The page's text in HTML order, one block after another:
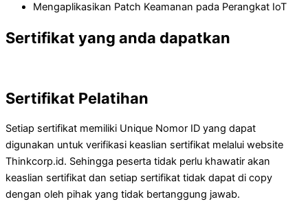
Mengaplikasikan Patch Keamanan pada Perangkat IoT
Sertifikat yang anda dapatkan
Sertifikat Pelatihan
Setiap sertifikat memiliki Unique Nomor ID yang dapat
digunakan untuk verifikasi keaslian sertifikat melalui website
Thinkcorp.id. Sehingga peserta tidak perlu khawatir akan
keaslian sertifikat dan setiap sertifikat tidak dapat di copy
dengan oleh pihak yang tidak bertanggung jawab.